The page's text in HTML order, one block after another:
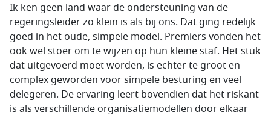
Ik ken geen land waar de ondersteuning van de
regeringsleider zo klein is als bij ons. Dat ging redelijk
goed in het oude, simpele model. Premiers vonden het
ook wel stoer om te wijzen op hun kleine staf. Het stuk
dat uitgevoerd moet worden, is echter te groot en
complex geworden voor simpele besturing en veel
delegeren. De ervaring leert bovendien dat het riskant
is als verschillende organisatiemodellen door elkaar